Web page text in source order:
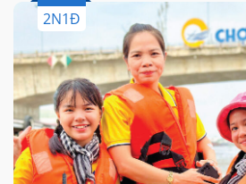
2N1Đ